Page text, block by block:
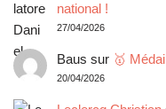
national !
27/04/2026
Baus sur 🥇
20/04/2026